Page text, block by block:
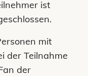
ist
mit
der Teilnahme
der